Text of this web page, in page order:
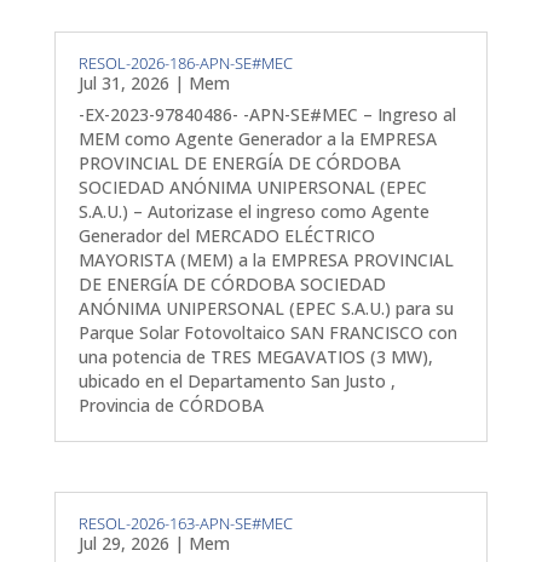
RESOL-2026-186-APN-SE#MEC
Jul 31, 2026 | Mem
-EX-2023-97840486- -APN-SE#MEC – Ingreso al
MEM como Agente Generador a la EMPRESA
PROVINCIAL DE ENERGÍA DE CÓRDOBA
SOCIEDAD ANÓNIMA UNIPERSONAL (EPEC
S.A.U.) – Autorizase el ingreso como Agente
Generador del MERCADO ELÉCTRICO
MAYORISTA (MEM) a la EMPRESA PROVINCIAL
DE ENERGÍA DE CÓRDOBA SOCIEDAD
ANÓNIMA UNIPERSONAL (EPEC S.A.U.) para su
Parque Solar Fotovoltaico SAN FRANCISCO con
una potencia de TRES MEGAVATIOS (3 MW),
ubicado en el Departamento San Justo ,
Provincia de CÓRDOBA
RESOL-2026-163-APN-SE#MEC
Jul 29, 2026 | Mem